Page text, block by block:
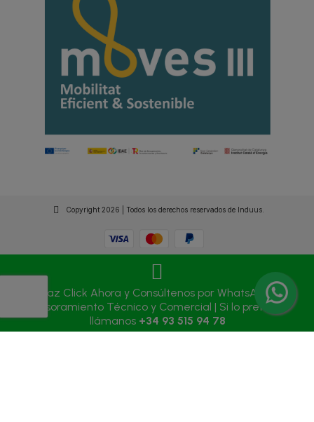
Copyright 2026 | Todos los derechos reservados de Induus.
Haz Click Ahora y Consúltenos por WhatsApp |
Asesoramiento Técnico y Comercial | Si lo prefieres
llámanos +34 93 515 94 78